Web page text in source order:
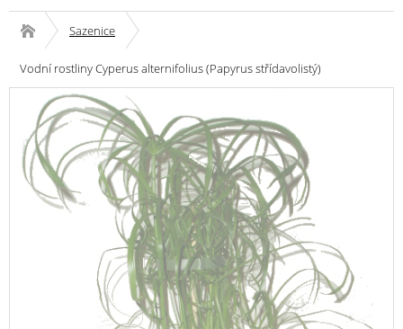
Sazenice
Vodní rostliny Cyperus alternifolius (Papyrus střídavolistý)